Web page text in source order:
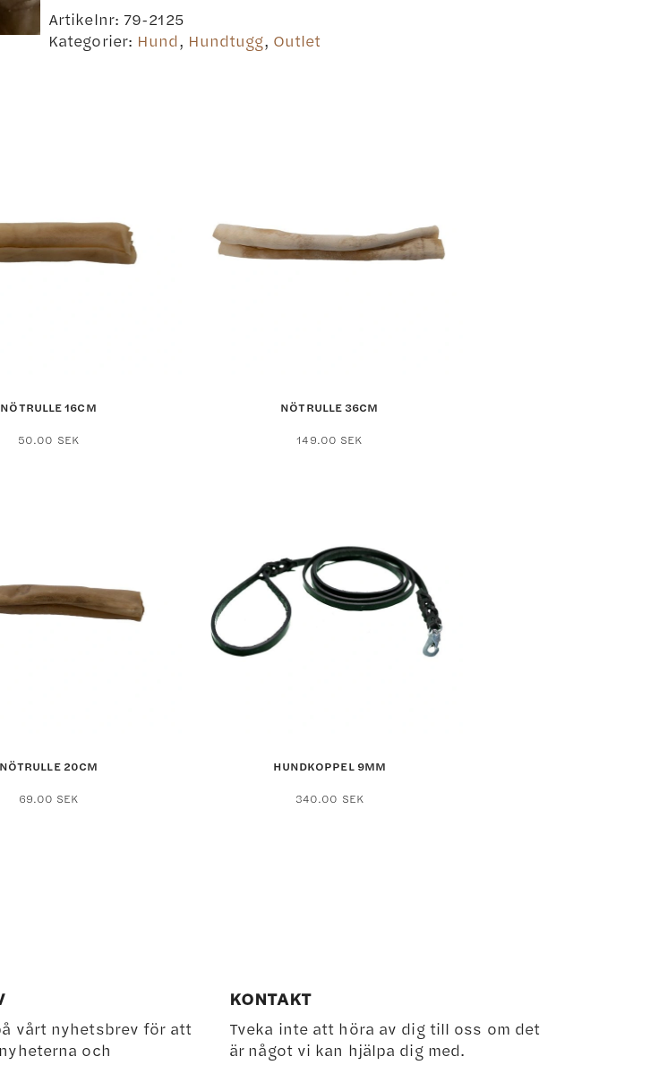
5-
pack
mängd
Artikelnr: 79-2125
Kategorier: Hund, Hundtugg, Outlet
NÖTRULLE 16CM
50.00 SEK
NÖTRULLE 36CM
149.00 SEK
NÖTRULLE 20CM
69.00 SEK
HUNDKOPPEL 9MM
340.00 SEKDen
på
produktsidan
vårt nyhetsbrev för att
och
KONTAKT
Tveka inte att höra av dig till oss om det
är något vi kan hjälpa dig med.